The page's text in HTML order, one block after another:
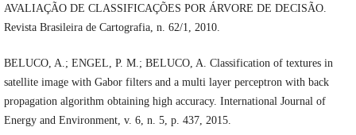
AVALIAÇÃO DE CLASSIFICAÇÕES POR ÁRVORE DE DECISÃO.
Revista Brasileira de Cartografia, n. 62/1, 2010.
BELUCO, A.; ENGEL, P. M.; BELUCO, A. Classification of textures in
satellite image with Gabor filters and a multi layer perceptron with back
propagation algorithm obtaining high accuracy. International Journal of
Energy and Environment, v. 6, n. 5, p. 437, 2015.